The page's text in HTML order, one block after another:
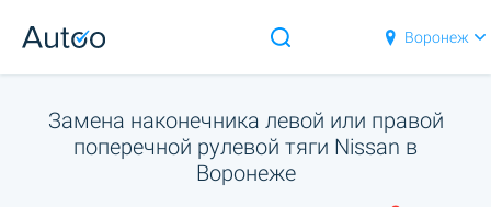
Воронеж
Замена наконечника левой или правой
поперечной рулевой тяги Nissan в
Воронеже